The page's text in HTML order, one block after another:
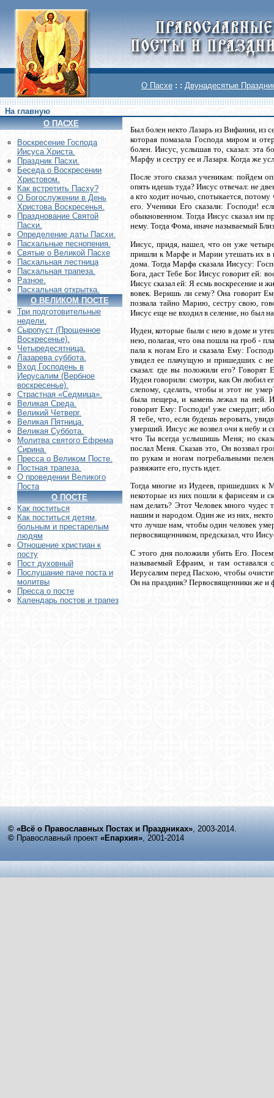
О Пасхе : : Двунадесятые
На главную
О ПАСХЕ
Воскреcение Господа
Иисуса Христа.
Праздник Пасхи.
Беседа о Воскресении
Христовом.
Как встретить Пасху?
О Богослужении в День
Христова Воскресенья.
Празднование Святой
Пасхи.
Определение даты Пасхи.
Пасхальные песнопения.
Святые о Великой Пасхе
Пасхальная лестница
Пасхальная трапеза.
Разное.
Пасхальная открытка.
О ВЕЛИКОМ ПОСТЕ
Три подготовительные
недели.
Сыропуст (Прощенное
Воскресенье).
Четыредесятница.
Лазарева суббота.
Вход Господень в
Иерусалим (Вербное
воскресенье).
Страстная «Седмица».
Великая Среда.
Великий Четверг.
Великая Пятница.
Великая Суббота.
Молитва святого Ефрема
Сирина.
Пресса о Великом Посте.
Постная трапеза.
О проведении Великого
Поста
О ПОСТЕ
Как поститься
Как поститься детям,
больным и престарелым
людям
Отношение христиан к
посту
Пост духовный
Послушание паче поста и
молитвы
Пресса о посте
Календарь постов и трапез
Был болен некто Лазарь из Вифании, из
которая помазала Господа миром и
болен. Иисус, услышав то, сказал: эта
Марфу и сестру ее и Лазаря. Когда же
После этого сказал ученикам: пойдем
опять идешь туда? Иисус отвечал: не
а кто ходит ночью, спотыкается, потому
его. Ученики Его сказали: Господи!
обыкновенном. Тогда Иисус сказал им
нему. Тогда Фома, иначе называемый
Иисус, придя, нашел, что он уже
пришли к Марфе и Марии утешать их в
дома. Тогда Марфа сказала Иисусу:
Бога, даст Тебе Бог. Иисус говорит ей:
Иисус сказал ей: Я есмь воскресение
вовек. Веришь ли сему? Она говорит
позвала тайно Марию, сестру свою,
Иисус еще не входил в селение, но был
Иудеи, которые были с нею в доме и
нею, полагая, что она пошла на гроб -
пала к ногам Его и сказала Ему:
увидел ее плачущую и пришедших с
сказал: где вы положили его?
Иудеи говорили: смотри, как Он любил
слепому, сделать, чтобы и этот не
была пещера, и камень лежал на ней.
говорит Ему: Господи! уже смердит;
Я тебе, что, если будешь веровать,
умерший. Иисус же возвел очи к небу и
что Ты всегда услышишь Меня; но
послал Меня. Сказав это, Он воззвал
по рукам и ногам погребальными
развяжите его, пусть идет.
Тогда многие из Иудеев, пришедших к
некоторые из них пошли к фарисеям и
нам делать? Этот Человек много
нашим и народом. Один же из них, некто
что лучше нам, чтобы один человек
первосвященником, предсказал, что
С этого дня положили убить Его.
называемый Ефраим, и там
Иерусалим перед Пасхою, чтобы
Он на праздник? Первосвященники же и
© «Всё о Православных Постах и Праздниках», 2003-2014.
© Православный проект «Епархия», 2001-2014